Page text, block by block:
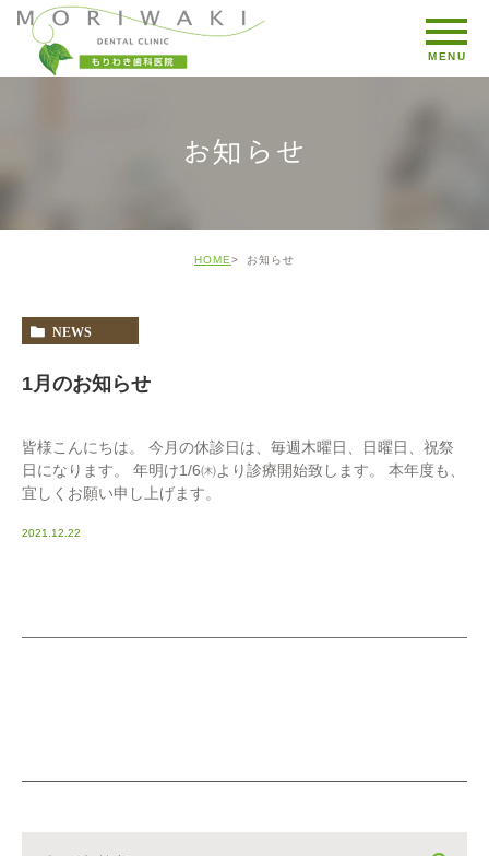
お知らせ
HOME お知らせ
NEWS
1月のお知らせ
皆様こんにちは。 今月の休診日は、毎週木曜日、日曜日、祝祭
日になります。 年明け1/6㈭より診療開始致します。 本年度も、
宜しくお願い申し上げます。
2021.12.22